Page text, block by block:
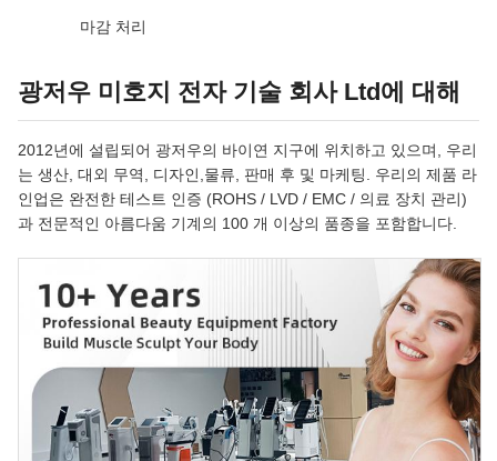
마감 처리
광저우 미호지 전자 기술 회사 Ltd에 대해
2012년에 설립되어 광저우의 바이연 지구에 위치하고 있으며, 우리
는 생산, 대외 무역, 디자인,물류, 판매 후 및 마케팅. 우리의 제품 라
인업은 완전한 테스트 인증 (ROHS / LVD / EMC / 의료 장치 관리)
과 전문적인 아름다움 기계의 100 개 이상의 품종을 포함합니다.